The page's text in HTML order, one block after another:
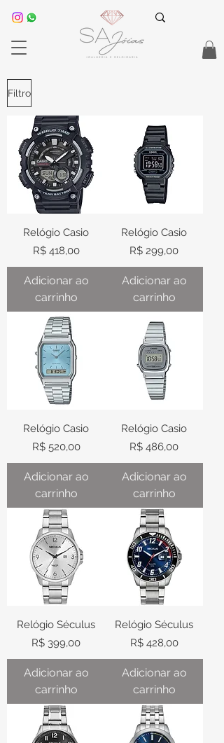
Filtro
Relógio Casio
Preço
R$ 418,00
Adicionar ao
carrinho
Relógio Casio
Preço
R$ 299,00
Adicionar ao
carrinho
Relógio Casio
Preço
R$ 520,00
Adicionar ao
carrinho
Relógio Casio
Preço
R$ 486,00
Adicionar ao
carrinho
Relógio Séculus
Preço
R$ 399,00
Adicionar ao
carrinho
Relógio Séculus
Preço
R$ 428,00
Adicionar ao
carrinho